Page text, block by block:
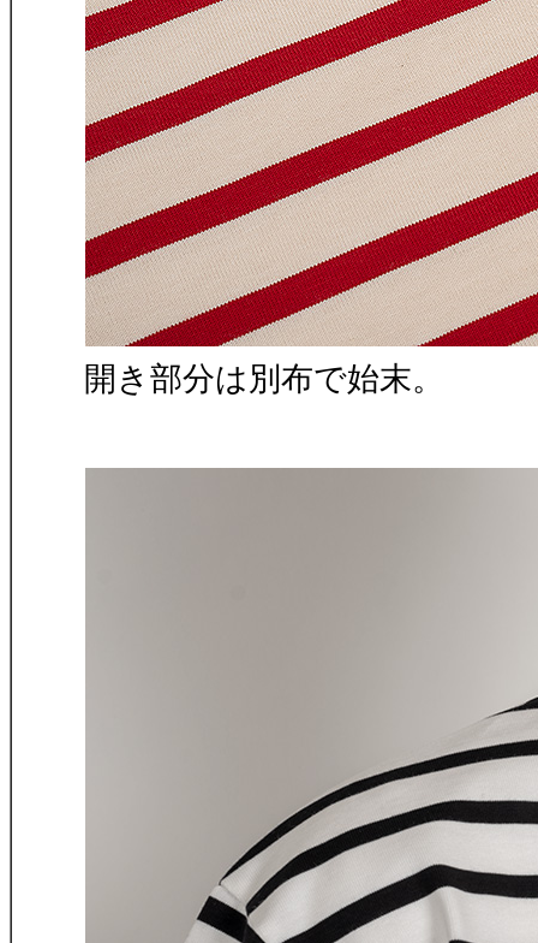
開き部分は別布で始末。